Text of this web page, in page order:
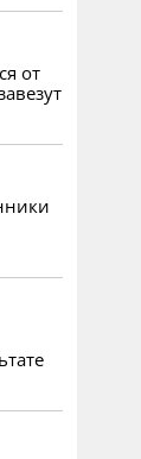
от